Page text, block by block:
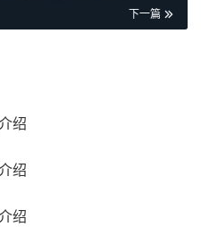
下一篇
绍
绍
绍